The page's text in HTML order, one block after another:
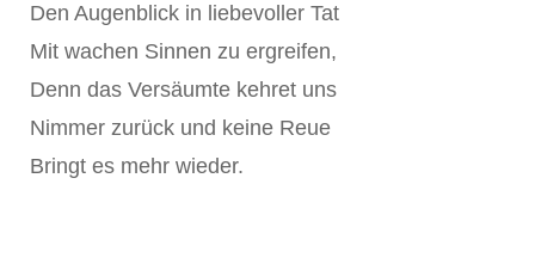
Den Augenblick in liebevoller Tat
Mit wachen Sinnen zu ergreifen,
Denn das Versäumte kehret uns
Nimmer zurück und keine Reue
Bringt es mehr wieder.